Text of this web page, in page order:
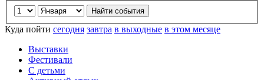
Куда пойти сегодня завтра в выходные в этом месяце
Выставки
Фестивали
С детьми